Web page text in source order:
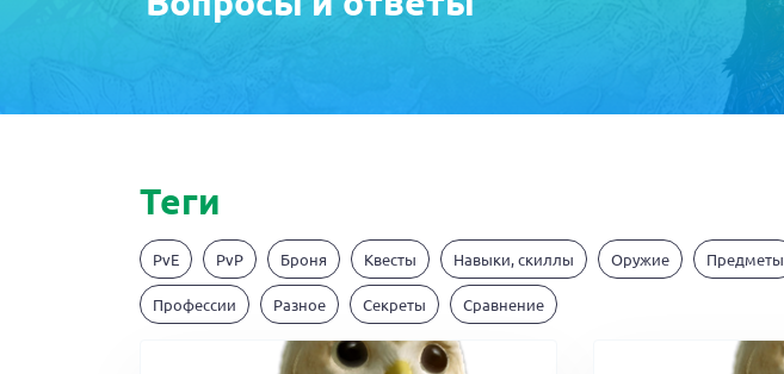
Теги
PvE PvP Броня Квесты Навыки, скиллы Оружие Предметы
Профессии Разное Секреты Сравнение